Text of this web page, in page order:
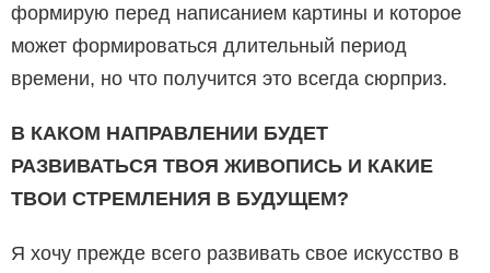
формирую перед на­писанием картины и которое
может форми­роваться длительный период
времени, но что получится это всегда сюрприз.
В КАКОМ НАПРАВЛЕНИИ БУДЕТ
РАЗВИВАТЬСЯ ТВОЯ ЖИВОПИСЬ И КАКИЕ
ТВОИ СТРЕМЛЕНИЯ В БУДУЩЕМ?
Я хочу прежде всего развивать свое искусство в